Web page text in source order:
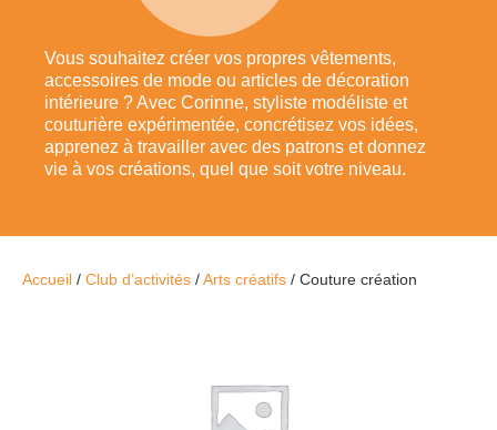
Vous souhaitez créer vos propres vêtements,
accessoires de mode ou articles de décoration
intérieure ? Avec Corinne, styliste modéliste et
couturière expérimentée, concrétisez vos idées,
apprenez à travailler avec des patrons et donnez
vie à vos créations, quel que soit votre niveau.
Accueil / Club d’activités /Arts créatifs / Couture création